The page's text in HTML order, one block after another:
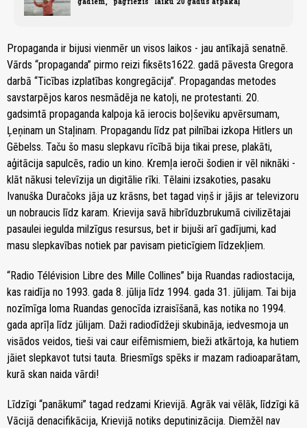
Propaganda ir bijusi vienmēr un visos laikos - jau antīkajā senatnē.
Vārds “propaganda” pirmo reizi fiksēts1622. gadā pāvesta Gregora
darbā “Ticības izplatības kongregācija”. Propagandas metodes
savstarpējos karos nesmādēja ne katoļi, ne protestanti. 20.
gadsimtā propaganda kalpoja kā ierocis boļševiku apvērsumam,
Ļeņinam un Staļinam. Propagandu līdz pat pilnībai izkopa Hitlers un
Gēbelss. Taču šo masu slepkavu rīcībā bija tikai prese, plakāti,
aģitācija sapulcēs, radio un kino. Kremļa ieroči šodien ir vēl niknāki -
klāt nākusi televīzija un digitālie rīki. Tēlaini izsakoties, pasaku
Ivanuška Duračoks jāja uz krāsns, bet tagad viņš ir jājis ar televizoru
un nobraucis līdz karam. Krievija savā hibrīduzbrukumā civilizētajai
pasaulei iegulda milzīgus resursus, bet ir bijuši arī gadījumi, kad
masu slepkavības notiek par pavisam pieticīgiem līdzekļiem.
“Radio Télévision Libre des Mille Collines” bija Ruandas radiostacija,
kas raidīja no 1993. gada 8. jūlija līdz 1994. gada 31. jūlijam. Tai bija
nozīmīga loma Ruandas genocīda izraisīšanā, kas notika no 1994.
gada aprīļa līdz jūlijam. Daži radiodīdžeji skubināja, iedvesmoja un
visādos veidos, tieši vai caur eifēmismiem, bieži atkārtoja, ka hutiem
jāiet slepkavot tutsi tauta. Briesmīgs spēks ir mazam radioaparātam,
kurā skan naida vārdi!
Līdzīgi “panākumi” tagad redzami Krievijā. Agrāk vai vēlāk, līdzīgi kā
Vācijā denacifikācija, Krievijā notiks deputinizācija. Diemžēl nav